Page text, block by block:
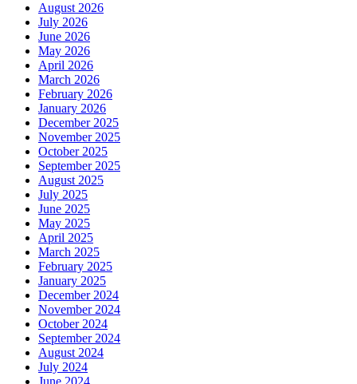
August 2026
July 2026
June 2026
May 2026
April 2026
March 2026
February 2026
January 2026
December 2025
November 2025
October 2025
September 2025
August 2025
July 2025
June 2025
May 2025
April 2025
March 2025
February 2025
January 2025
December 2024
November 2024
October 2024
September 2024
August 2024
July 2024
June 2024